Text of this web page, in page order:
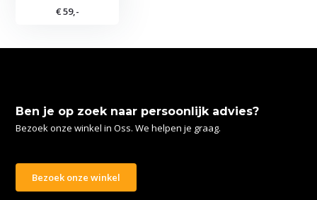
€ 59,-
Ben je op zoek naar persoonlijk advies?
Bezoek onze winkel in Oss. We helpen je graag.
Bezoek onze winkel